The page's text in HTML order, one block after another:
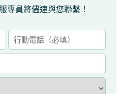
專員將儘速與您聯繫！